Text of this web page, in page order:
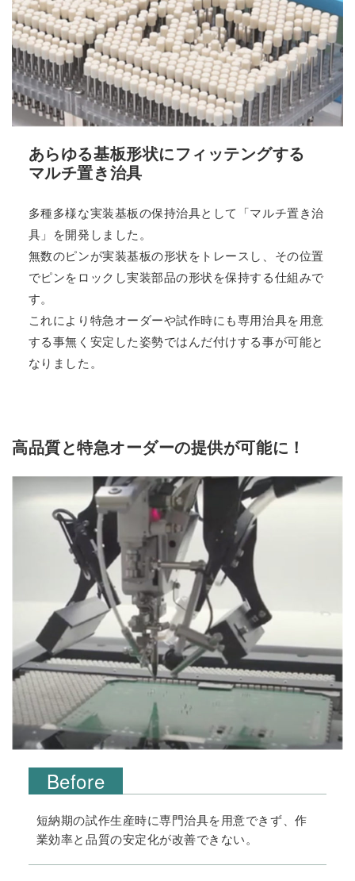
あらゆる基板形状にフィッテングする
マルチ置き治具
多種多様な実装基板の保持治具として「マルチ置き治
具」を開発しました。
無数のピンが実装基板の形状をトレースし、その位置
でピンをロックし実装部品の形状を保持する仕組みで
す。
これにより特急オーダーや試作時にも専用治具を用意
する事無く安定した姿勢ではんだ付けする事が可能と
なりました。
高品質と特急オーダーの提供が可能に！
短納期の試作生産時に専門治具を用意できず、作
業効率と品質の安定化が改善できない。